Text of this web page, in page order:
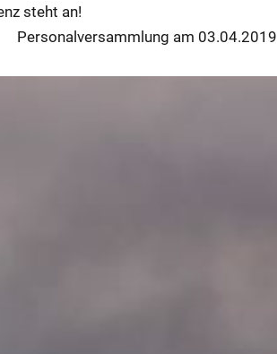
steht an!
Next
Personalversammlung am 03.04.2019